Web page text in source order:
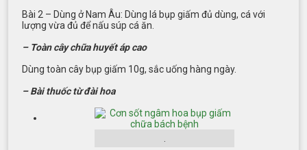
Bài 2 – Dùng ở Nam Âu: Dùng lá bụp giấm đủ dùng, cá với
lượng vừa đủ để nấu súp cá ăn.
– Toàn cây chữa huyết áp cao
Dùng toàn cây bụp giấm 10g, sắc uống hàng ngày.
– Bài thuốc từ đài hoa
.